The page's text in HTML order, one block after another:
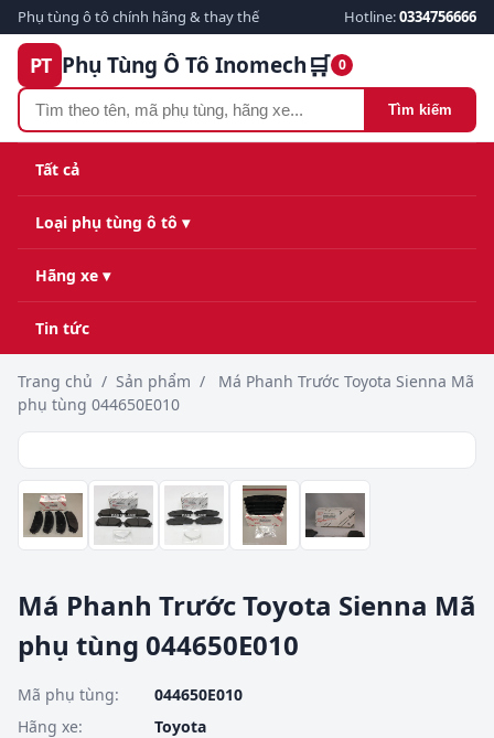
Phụ tùng ô tô chính hãng & thay thế Hotline:0334756666
PT Phụ Tùng Ô Tô Inomech
Tìm kiếm
🛒 0
Tất cả
Loại phụ tùng ô tô ▾
Hãng xe ▾
Tin tức
Trang chủ / Sản phẩm /
Má Phanh Trước Toyota Sienna Mã
phụ tùng 044650E010
Má Phanh Trước Toyota Sienna Mã
phụ tùng 044650E010
Mã phụ tùng:
044650E010
Hãng xe:
Toyota